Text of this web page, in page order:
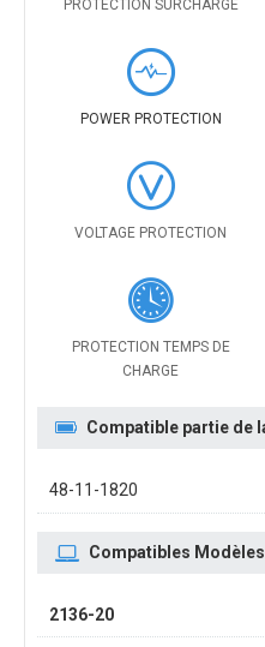
PROTECTION SURCHARGE
POWER PROTECTION
VOLTAGE PROTECTION
PROTECTION TEMPS DE
CHARGE
Compatible partie de
48-11-1820
Compatibles Modèles
2136-20